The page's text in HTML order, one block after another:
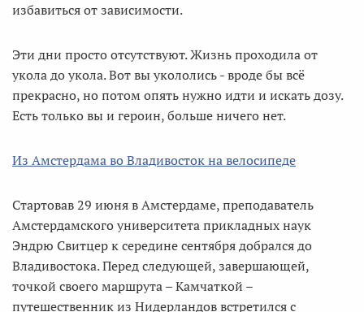
избавиться от зависимости.
Эти дни просто отсутствуют. Жизнь проходила от
укола до укола. Вот вы укололись - вроде бы всё
прекрасно, но потом опять нужно идти и искать дозу.
Есть только вы и героин, больше ничего нет.
Из Амстердама во Владивосток на велосипеде
Стартовав 29 июня в Амстердаме, преподаватель
Амстердамского университета прикладных наук
Эндрю Свитцер к середине сентября добрался до
Владивостока. Перед следующей, завершающей,
точкой своего маршрута – Камчаткой –
путешественник из Нидерландов встретился с